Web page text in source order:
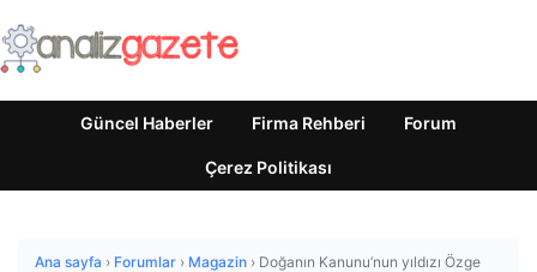
Güncel Haberler Firma Rehberi Forum
Çerez Politikası
Ana sayfa › Forumlar › Magazin › Doğanın Kanunu’nun yıldızı Özge